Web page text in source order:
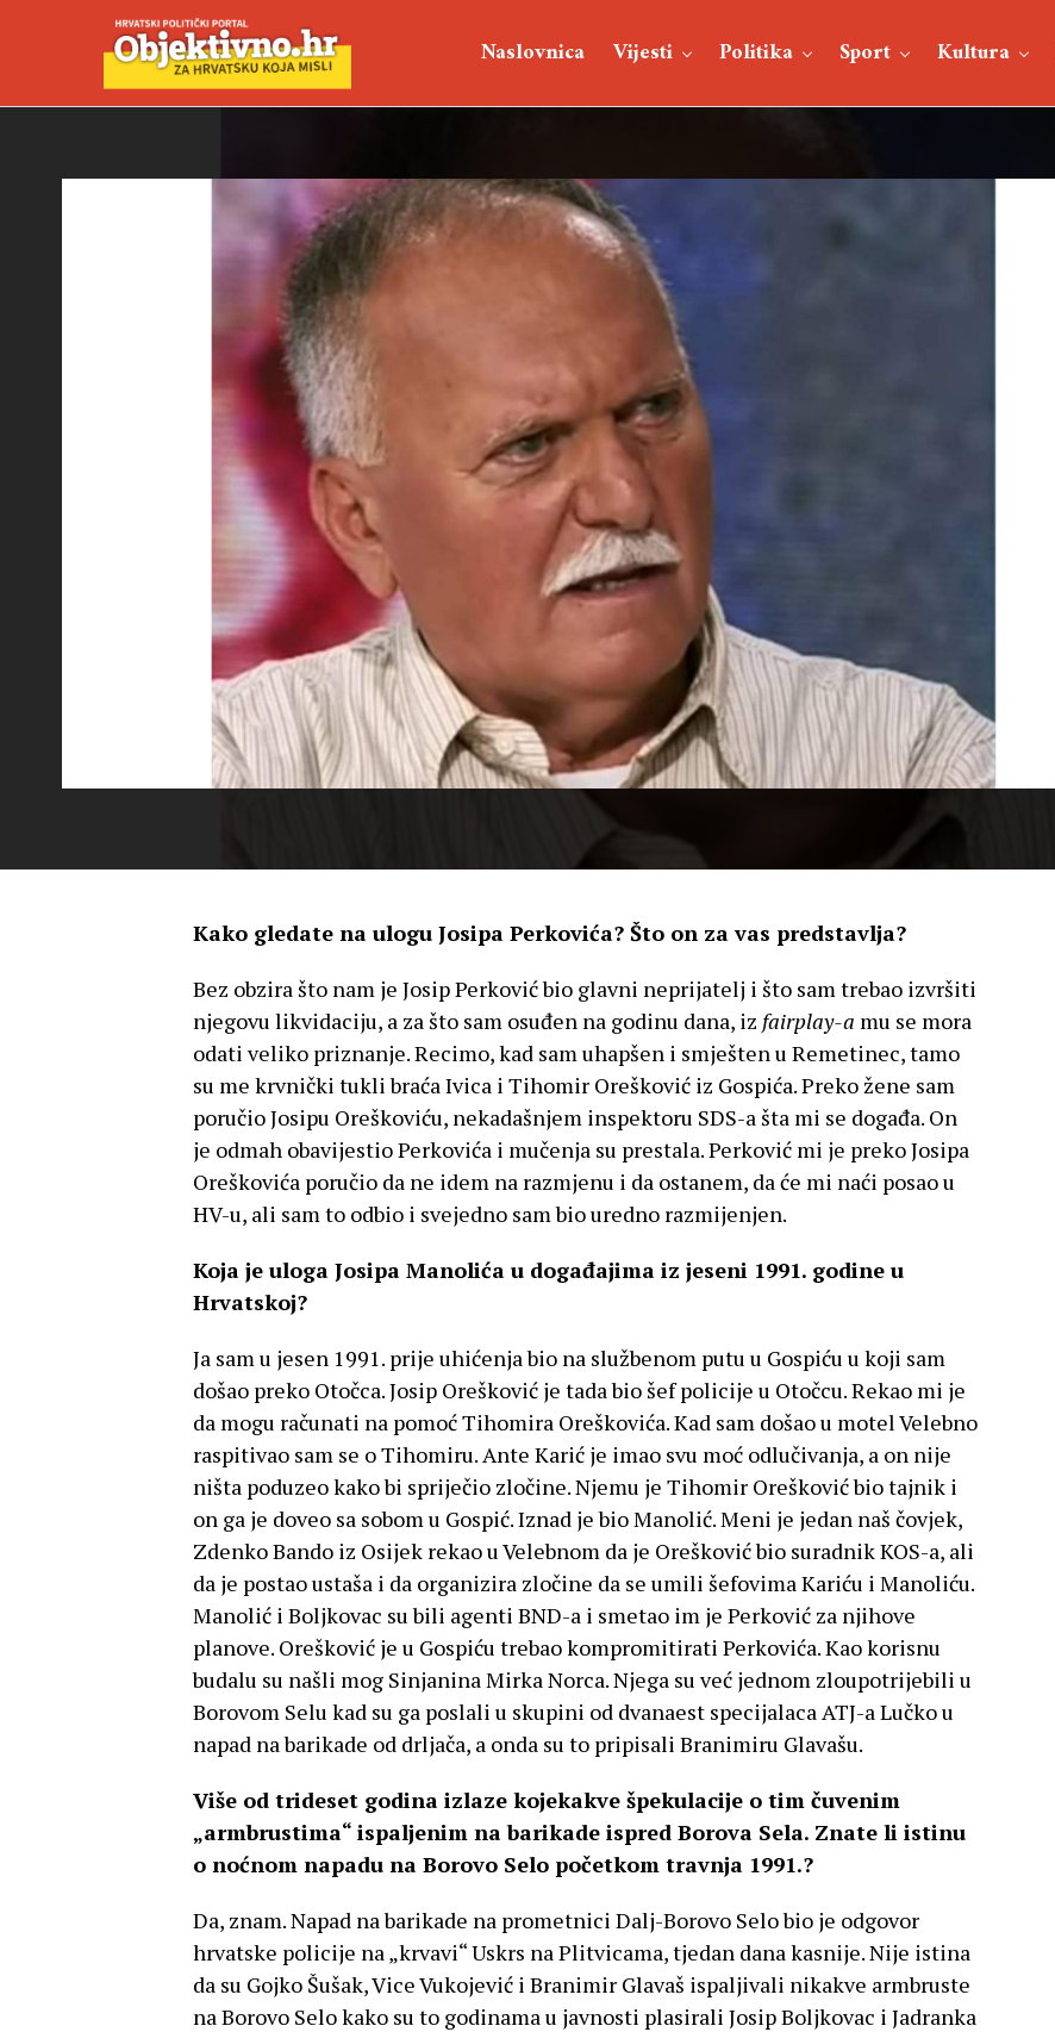
Naslovnica Vijesti Politika Sport Kultura
Kako gledate na ulogu Josipa Perkovića? Što on za vas predstavlja?
Bez obzira što nam je Josip Perković bio glavni neprijatelj i što sam trebao izvršiti
njegovu likvidaciju, a za što sam osuđen na godinu dana, iz fairplay-a mu se mora
odati veliko priznanje. Recimo, kad sam uhapšen i smješten u Remetinec, tamo
su me krvnički tukli braća Ivica i Tihomir Orešković iz Gospića. Preko žene sam
poručio Josipu Oreškoviću, nekadašnjem inspektoru SDS-a šta mi se događa. On
je odmah obavijestio Perkovića i mučenja su prestala. Perković mi je preko Josipa
Oreškovića poručio da ne idem na razmjenu i da ostanem, da će mi naći posao u
HV-u, ali sam to odbio i svejedno sam bio uredno razmijenjen.
Koja je uloga Josipa Manolića u događajima iz jeseni 1991. godine u
Hrvatskoj?
Ja sam u jesen 1991. prije uhićenja bio na službenom putu u Gospiću u koji sam
došao preko Otočca. Josip Orešković je tada bio šef policije u Otočcu. Rekao mi je
da mogu računati na pomoć Tihomira Oreškovića. Kad sam došao u motel Velebno
raspitivao sam se o Tihomiru. Ante Karić je imao svu moć odlučivanja, a on nije
ništa poduzeo kako bi spriječio zločine. Njemu je Tihomir Orešković bio tajnik i
on ga je doveo sa sobom u Gospić. Iznad je bio Manolić. Meni je jedan naš čovjek,
Zdenko Bando iz Osijek rekao u Velebnom da je Orešković bio suradnik KOS-a, ali
da je postao ustaša i da organizira zločine da se umili šefovima Kariću i Manoliću.
Manolić i Boljkovac su bili agenti BND-a i smetao im je Perković za njihove
planove. Orešković je u Gospiću trebao kompromitirati Perkovića. Kao korisnu
budalu su našli mog Sinjanina Mirka Norca. Njega su već jednom zloupotrijebili u
Borovom Selu kad su ga poslali u skupini od dvanaest specijalaca ATJ-a Lučko u
napad na barikade od drljača, a onda su to pripisali Branimiru Glavašu.
Više od trideset godina izlaze kojekakve špekulacije o tim čuvenim
„armbrustima“ ispaljenim na barikade ispred Borova Sela. Znate li istinu
o noćnom napadu na Borovo Selo početkom travnja 1991.?
Da, znam. Napad na barikade na prometnici Dalj-Borovo Selo bio je odgovor
hrvatske policije na „krvavi“ Uskrs na Plitvicama, tjedan dana kasnije. Nije istina
da su Gojko Šušak, Vice Vukojević i Branimir Glavaš ispaljivali nikakve armbruste
na Borovo Selo kako su to godinama u javnosti plasirali Josip Boljkovac i Jadranka